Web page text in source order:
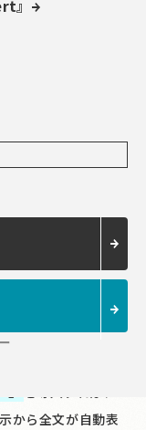
』
Power Auto
Power Autom
→
では、「表示数を増
確認できず、情報
から全文が自動表